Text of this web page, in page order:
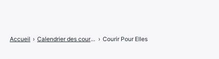
Accueil › Calendrier des courses › Courir Pour Elles